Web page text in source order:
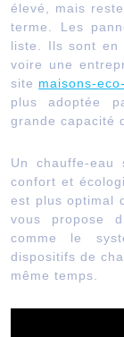
élevé, mais
terme. Les
liste. Ils sont en
voire une
site maisons-
plus adoptée
grande capacité
Un chauffe-
confort et
est plus optimal
vous propose
comme le
dispositifs de
même temps.